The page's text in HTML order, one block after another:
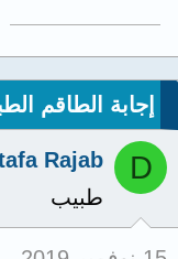
إجابة الطاقم
D
Rajab
طبيب